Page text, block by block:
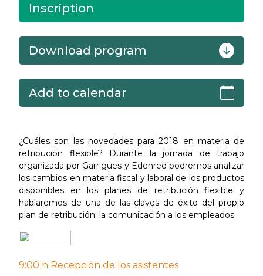
Inscription
Download program
Add to calendar
¿Cuáles son las novedades para 2018 en materia de
retribución flexible? Durante la jornada de trabajo
organizada por Garrigues y Edenred podremos analizar
los cambios en materia fiscal y laboral de los productos
disponibles en los planes de retribución flexible y
hablaremos de una de las claves de éxito del propio
plan de retribución: la comunicación a los empleados.
9:00 h Recepción de los asistentes